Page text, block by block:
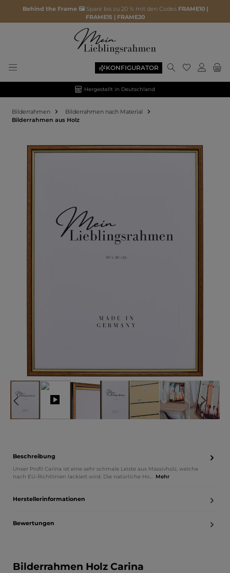
Behind the Frame 🖼️ Spare bis zu 20 % mit den Codes FRAME10 |
FRAME15 | FRAME20
KONFIGURATOR
Hergestellt in Deutschland
Bilderrahmen
Bilderrahmen nach Material
Bilderrahmen aus Holz
Bildergalerie überspringen
Beschreibung
Unser Profil Carina ist eine sehr schmale Leiste aus Massivholz, welche
nach EU-Richtlinien lackiert wird. Die natürliche Ho… Mehr
Herstellerinformationen
Bewertungen
Bilderrahmen Holz Carina